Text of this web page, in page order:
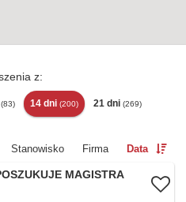
z:
(83) 14 dni (200) 21 dni (269)
Stanowisko Firma Data
MAGISTRA